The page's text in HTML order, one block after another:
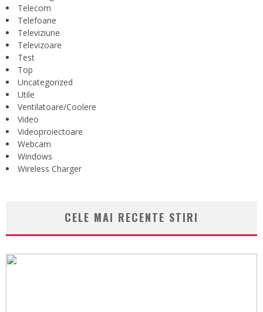
Telecom
Telefoane
Televiziune
Televizoare
Test
Top
Uncategorized
Utile
Ventilatoare/Coolere
Video
Videoproiectoare
Webcam
Windows
Wireless Charger
CELE MAI RECENTE STIRI